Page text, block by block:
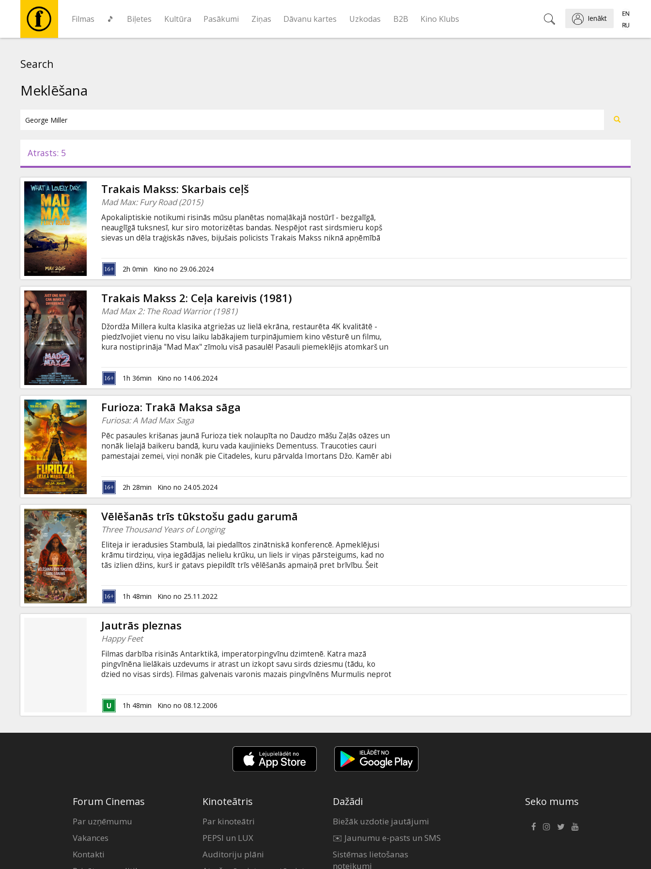
Filmas 🎵 Biļetes Kultūra Pasākumi Ziņas Dāvanu kartes Uzkodas B2B Kino Klubs Ienākt
Pasākumi
Ziņas
Dāvanu
kartes
Uzkodas
B2B
Kino
Klubs
Search
Meklēšana
Atrasts: 5
Trakais Makss: Skarbais ceļš
Mad Max: Fury Road (2015)
Apokaliptiskie notikumi risinās mūsu planētas nomaļākajā nostūrī - bezgalīgā,
neauglīgā tuksnesī, kur siro motorizētas bandas. Nespējot rast sirdsmieru kopš
sievas un dēla traģiskās nāves, bijušais policists Trakais Makss niknā apņēmībā
imperatori un viņas pavadoņiem, Trakais Makss pievienojas braucējiem un
iesaistās nežēlīgās cīņās pret brutālajām bandām, kas viņus vajā. Filma angļu
valodā ar subtitriem latviešu un krievu valodā.
2h 0min Kino no 29.06.2024
Trakais Makss 2: Ceļa kareivis (1981)
Mad Max 2: The Road Warrior (1981)
Džordža Millera kulta klasika atgriežas uz lielā ekrāna, restaurēta 4K kvalitātē -
piedzīvojiet vienu no visu laiku labākajiem turpinājumiem kino vēsturē un filmu,
kura nostiprināja "Mad Max" zīmolu visā pasaulē! Pasauli piemeklējis atomkarš un
meklēt jaunas vietas dzīvošanai, kā arī jaunus upurus.
1h 36min Kino no 14.06.2024
Furioza: Trakā Maksa sāga
Furiosa: A Mad Max Saga
Pēc pasaules krišanas jaunā Furioza tiek nolaupīta no Daudzo māšu Zaļās oāzes un
nonāk lielajā baikeru bandā, kuru vada kaujinieks Dementuss. Traucoties cauri
pamestajai zemei, viņi nonāk pie Citadeles, kuru pārvalda Imortans Džo. Kamēr abi
lai meklētu ceļu mājup. Filma angļu valodā ar subtitriem latviešu un krievu valodā.
2h 28min Kino no 24.05.2024
Vēlēšanās trīs tūkstošu gadu garumā
Three Thousand Years of Longing
Eliteja ir ieradusies Stambulā, lai piedalītos zinātniskā konferencē. Apmeklējusi
krāmu tirdziņu, viņa iegādājas nelielu krūku, un liels ir viņas pārsteigums, kad no
tās izlien džins, kurš ir gatavs piepildīt trīs vēlēšanās apmaiņā pret brīvību. Šeit
mitoloģijas speciāliste, viņa zina vairākus gadījumus, kad nepārdomātas vēlēšanās
izraisa lielas nepatikšanas. Džins viņu izklaidē, stāstīdams fantastiskus stāstus no
savas pagātnes un beigu beigās viņa izdomā vēlēšanos, kura pārsteigs viņus abus.
1h 48min Kino no 25.11.2022
Jautrās pleznas
Happy Feet
Filmas darbība risinās Antarktikā, imperatorpingvīnu dzimtenē. Katra mazā
pingvīnēna lielākais uzdevums ir atrast un izkopt savu sirds dziesmu (tādu, ko
dzied no visas sirds). Filmas galvenais varonis mazais pingvīnēns Murmulis neprot
Warner Bros. šī gada lielākais animācijas projekts! Filma, kurai līdzi dzīvos gan
mazs, gan liels!
1h 48min Kino no 08.12.2006
Forum Cinemas
Par uzņēmumu
Vakances
Kontakti
Kinoteātris
Par kinoteātri
PEPSI un LUX
Auditoriju plāni
Dažādi
Biežāk uzdotie jautājumi
✉️ Jaunumu e-pasts un SMS
Sistēmas lietošanas
noteikumi
Seko mums